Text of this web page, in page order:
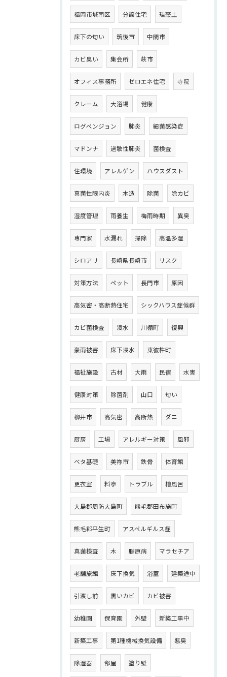
福岡市城南区 分譲住宅 珪藻土
床下の匂い 筑後市 中間市
カビ臭い 集会所 萩市
オフィス事務所 ゼロエネ住宅 寺院
クレーム 大浴場 健康
ログペンジョン 肺炎 細菌感染症
マドンナ 過敏性肺炎 菌検査
住環境 アレルゲン ハウスダスト
真菌性眼内炎 木造 除菌 除カビ
湿度管理 雨養生 梅雨時期 異臭
専門家 水漏れ 掃除 高温多湿
シロアリ 長崎県長崎市 リスク
対策方法 ペット 長門市 原因
高気密・高断熱住宅 シックハウス症候群
カビ菌検査 浸水 川棚町 復興
豪雨被害 床下浸水 東彼杵町
福祉施設 古材 大雨 民宿 水害
健康対策 除菌剤 山口 匂い
柳井市 高気密 高断熱 ダニ
厨房 工場 アレルギー対策 風邪
ベタ基礎 美祢市 鉄骨 体育館
更衣室 料亭 トラブル 檜風呂
大島郡周防大島町 熊毛郡田布施町
熊毛郡平生町 アスペルギルス症
真菌検査 木 膠原病 マラセチア
老舗旅館 床下換気 浴室 建築途中
引渡し前 黒いカビ カビ被害
幼稚園 保育園 外壁 新築工事中
新築工事 第1種機械換気設備 悪臭
除湿器 部屋 塗り壁